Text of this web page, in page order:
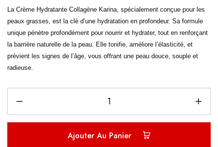
La Crème Hydratante Collagène Karina, spécialement conçue pour les
peaux grasses, est la clé d’une hydratation en profondeur. Sa formule
unique pénètre profondément pour nourrir et hydrater, tout en renforçant
la barrière naturelle de la peau. Elle tonifie, améliore l’élasticité, et
prévient les signes de l’âge, vous offrant une peau douce, souple et
radieuse.
Ajouter Au Panier